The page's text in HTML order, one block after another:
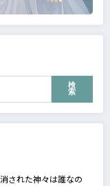
検
索
された神々は誰なの